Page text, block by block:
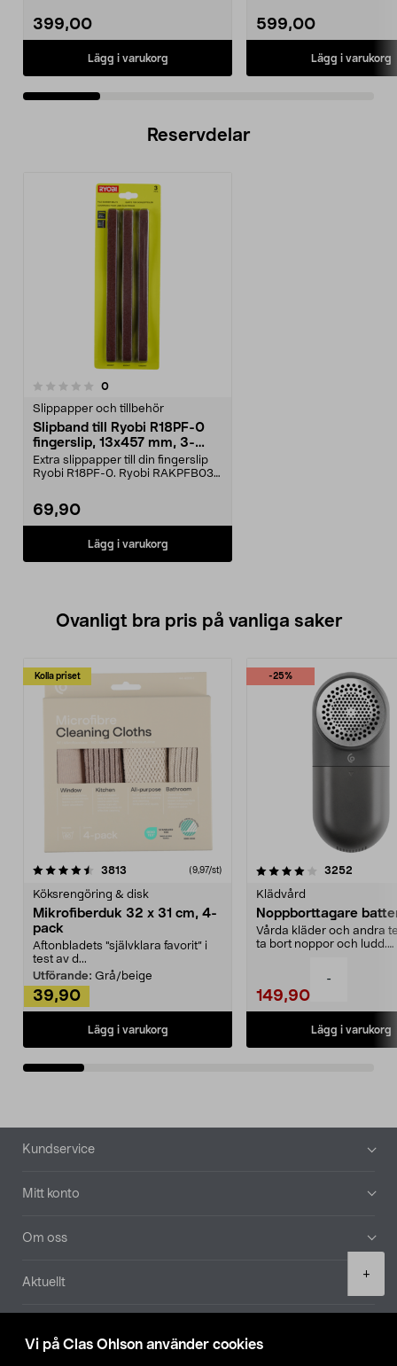
Vi på Clas Ohlson använder cookies
-
+
399,00
Lägg i varukorg
599,00
Lägg i varukorg
Reservdelar
0recensioner
Slippapper och tillbehör
Slipband till Ryobi R18PF-0
fingerslip, 13x457 mm, 3-
pack
Extra slippapper till din fingerslip
Ryobi R18PF-0. Ryobi RAKPFB03
69,90
Lägg i varukorg
Ovanligt bra pris på vanliga saker
Kolla priset
3813 (9,97/st)
Köksrengöring & disk
Mikrofiberduk 32 x 31 cm, 4-
pack
Aftonbladets "självklara favorit” i
test av d...
Utförande: Grå/beige
39,90
Lägg i varukorg
-25%
4.0av 5 stjärnor 3252
Klädvård
Noppborttagare
Vårda kläder och andra
ta bort noppor och ludd.
149,90
Lägg i varukorg
4.5av 5 stjärnor
Sidfot
Kundservice
Mitt konto
Om oss
Aktuellt